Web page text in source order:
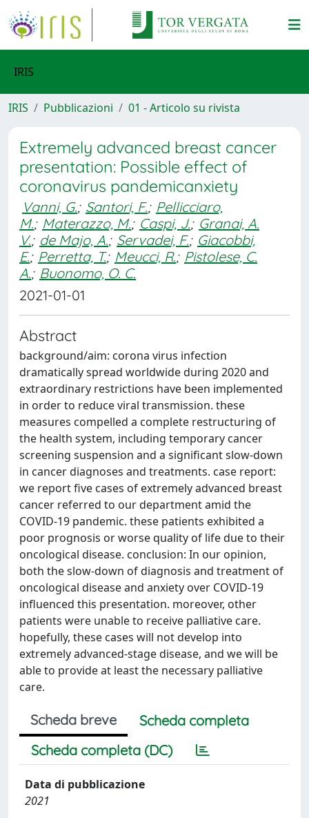
IRIS
IRIS Pubblicazioni 01 - Articolo su rivista
Extremely advanced breast cancer
presentation: Possible effect of
coronavirus pandemicanxiety
Vanni, G.; Santori, F.; Pellicciaro,
M.; Materazzo, M.; Caspi, J.; Granai, A.
V.; de Majo, A.; Servadei, F.; Giacobbi,
E.; Perretta, T.; Meucci, R.; Pistolese, C.
A.; Buonomo, O. C.
2021-01-01
Abstract
background/aim: corona virus infection
dramatically spread worldwide during 2020 and
extraordinary restrictions have been implemented
in order to reduce viral transmission. these
measures compelled a complete restructuring of
the health system, including temporary cancer
screening suspension and a significant slow-down
in cancer diagnoses and treatments. case report:
we report five cases of extremely advanced breast
cancer referred to our department amid the
COVID-19 pandemic. these patients exhibited a
poor prognosis or worse quality of life due to their
oncological disease. conclusion: In our opinion,
both the slow-down of diagnosis and treatment of
oncological disease and anxiety over COVID-19
influenced this presentation. moreover, other
patients were unable to receive palliative care.
hopefully, these cases will not develop into
extremely advanced-stage disease, and we will be
able to provide at least the necessary palliative
care.
Scheda breve
Scheda completa
Scheda completa (DC)
Data di pubblicazione
2021